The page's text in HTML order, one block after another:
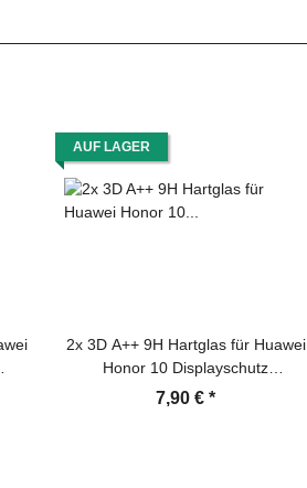
AUF LAGER
2x 3D A++ 9H Hartglas für Huawei
Honor 10 Displayschutz
Schutzglas Schutzfolie Panzerfolie
7,90 € *